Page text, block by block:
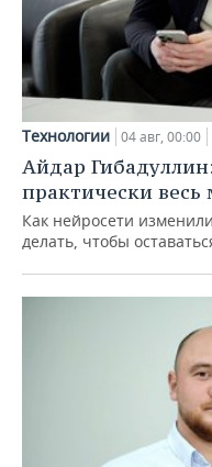
Технологии 04 авг, 00:00
Айдар
практически
Как нейросети
делать, чтобы